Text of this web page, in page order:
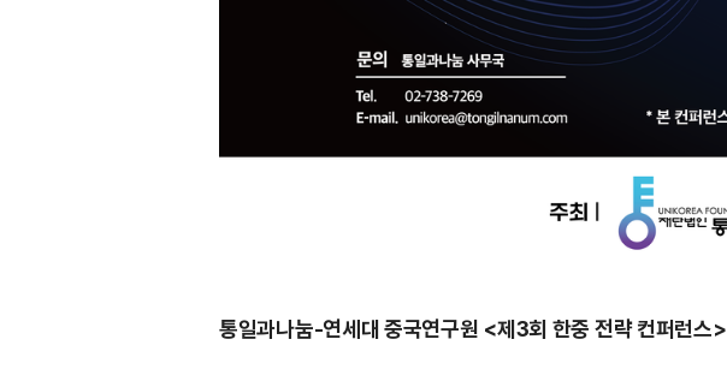
통일과나눔-연세대 중국연구원 <제3회 한중 전략 컨퍼런스>